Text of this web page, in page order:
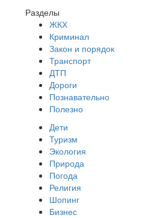
Разделы
ЖКХ
Криминал
Закон и порядок
Транспорт
ДТП
Дороги
Познавательно
Полезно
Дети
Туризм
Экология
Природа
Погода
Религия
Шопинг
Бизнес